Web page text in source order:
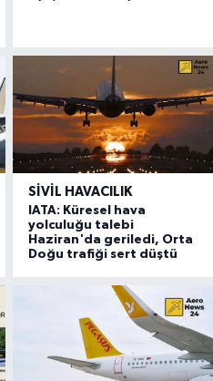
SIVIL HAVACILIK
IATA: Küresel hava
yolculuğu talebi
Haziran'da geriledi, Orta
Doğu trafiği sert düştü